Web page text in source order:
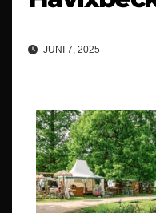
JUNI 7, 2025